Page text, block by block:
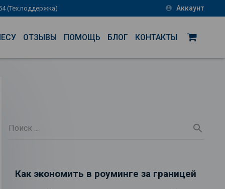
(Тех.поддержка) account_circle Аккаунт
ОТЗЫВЫ ПОМОЩЬ БЛОГ КОНТАКТЫ
Как экономить в роуминге за границей